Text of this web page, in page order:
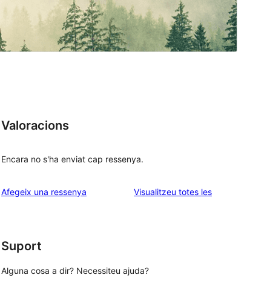
Valoracions
Encara no s'ha enviat cap ressenya.
Afegeix una ressenya Visualitzeu totes lesressenyes
Suport
Alguna cosa a dir? Necessiteu ajuda?